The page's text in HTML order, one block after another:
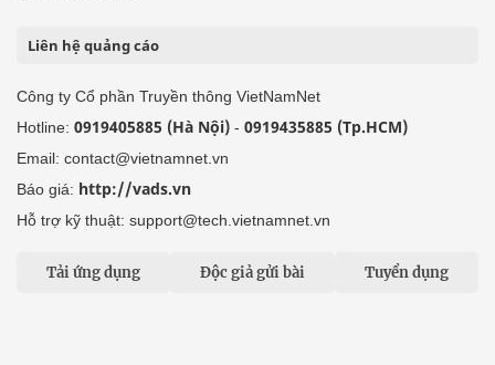
Liên hệ quảng cáo
Công ty Cổ phần Truyền thông VietNamNet
Hotline: 0919405885 (Hà Nội) - 0919435885 (Tp.HCM)
Email: contact@vietnamnet.vn
Báo giá: http://vads.vn
Hỗ trợ kỹ thuật: support@tech.vietnamnet.vn
Tải ứng dụng Độc giả gửi bài Tuyển dụng